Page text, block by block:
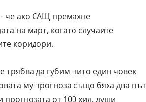
- че ако САЩ премахне
на март, когато случаите
коридори.
трябва да губим нито един човек
му прогноза също бяха два
от 100 хил. души